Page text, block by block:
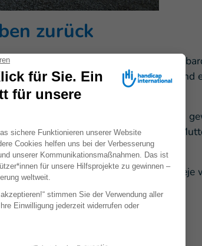
zurück
nicht mehr länger bleiben. Die
ihren Frieden. Doch die, die bleiben und
Qualen.
erfuhr. Sie war bei uns zu Besuch
Wir trauerten noch um meine
um seinen Tod zu betrauern.
Eltern ein. Meine Tochter